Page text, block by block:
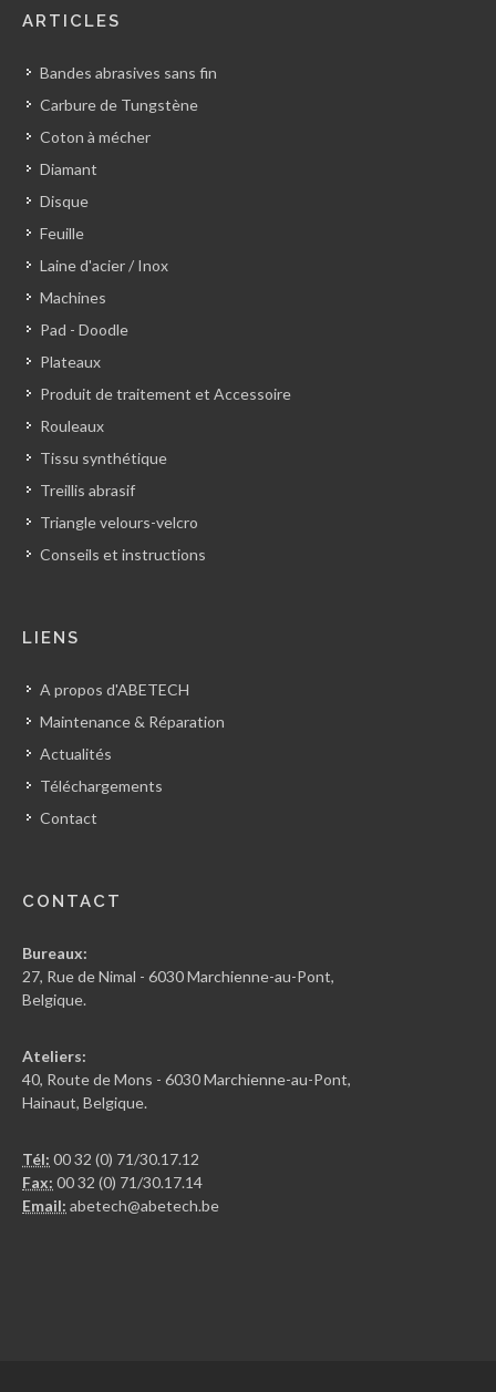
ARTICLES
Bandes abrasives sans fin
Carbure de Tungstène
Coton à mécher
Diamant
Disque
Feuille
Laine d'acier / Inox
Machines
Pad - Doodle
Plateaux
Produit de traitement et Accessoire
Rouleaux
Tissu synthétique
Treillis abrasif
Triangle velours-velcro
Conseils et instructions
LIENS
A propos d'ABETECH
Maintenance & Réparation
Actualités
Téléchargements
Contact
CONTACT
Bureaux:
27, Rue de Nimal - 6030 Marchienne-au-Pont,
Belgique.
Ateliers:
40, Route de Mons - 6030 Marchienne-au-Pont,
Hainaut, Belgique.
Tél: 00 32 (0) 71/30.17.12
Fax: 00 32 (0) 71/30.17.14
Email: abetech@abetech.be